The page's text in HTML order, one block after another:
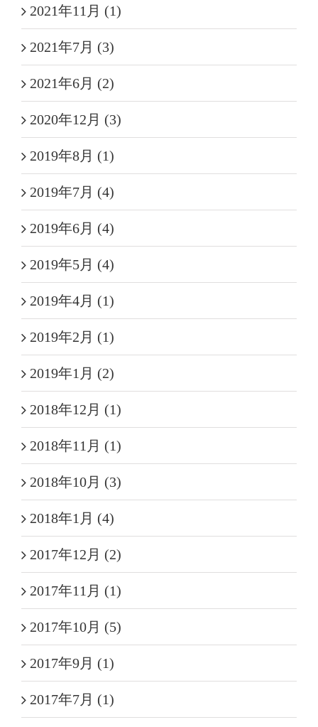
2021年11月 (1)
2021年7月 (3)
2021年6月 (2)
2020年12月 (3)
2019年8月 (1)
2019年7月 (4)
2019年6月 (4)
2019年5月 (4)
2019年4月 (1)
2019年2月 (1)
2019年1月 (2)
2018年12月 (1)
2018年11月 (1)
2018年10月 (3)
2018年1月 (4)
2017年12月 (2)
2017年11月 (1)
2017年10月 (5)
2017年9月 (1)
2017年7月 (1)